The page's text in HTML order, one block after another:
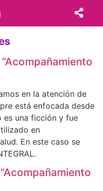
en la atención de
está enfocada desde
es una ficción y fue
en
En este caso se